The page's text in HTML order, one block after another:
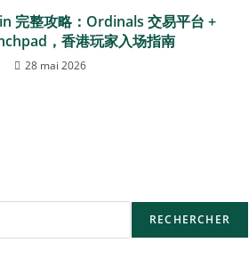
完整攻略：Ordinals 交易平台 +
，香港玩家入场指南
28 mai 2026
RECHERCHER